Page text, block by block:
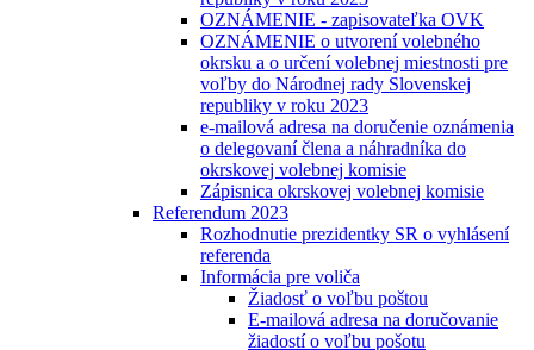
OZNÁMENIE - zapisovateľka OVK
OZNÁMENIE o utvorení volebného
okrsku a o určení volebnej miestnosti pre
voľby do Národnej rady Slovenskej
republiky v roku 2023
e-mailová adresa na doručenie oznámenia
o delegovaní člena a náhradníka do
okrskovej volebnej komisie
Zápisnica okrskovej volebnej komisie
Referendum 2023
Rozhodnutie prezidentky SR o vyhlásení
referenda
Informácia pre voliča
Žiadosť o voľbu poštou
E-mailová adresa na doručovanie
žiadostí o voľbu pošotu